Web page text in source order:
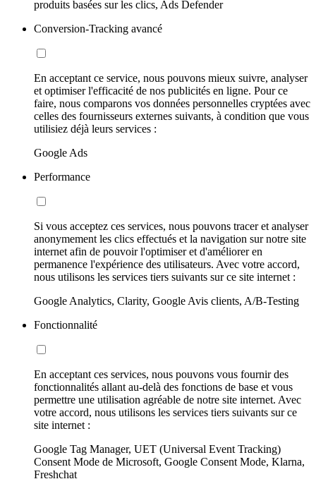
produits basées sur les clics, Ads Defender
Conversion-Tracking avancé
En acceptant ce service, nous pouvons mieux suivre, analyser
et optimiser l'efficacité de nos publicités en ligne. Pour ce
faire, nous comparons vos données personnelles cryptées avec
celles des fournisseurs externes suivants, à condition que vous
utilisiez déjà leurs services :
Google Ads
Performance
Si vous acceptez ces services, nous pouvons tracer et analyser
anonymement les clics effectués et la navigation sur notre site
internet afin de pouvoir l'optimiser et d'améliorer en
permanence l'expérience des utilisateurs. Avec votre accord,
nous utilisons les services tiers suivants sur ce site internet :
Google Analytics, Clarity, Google Avis clients, A/B-Testing
Fonctionnalité
En acceptant ces services, nous pouvons vous fournir des
fonctionnalités allant au-delà des fonctions de base et vous
permettre une utilisation agréable de notre site internet. Avec
votre accord, nous utilisons les services tiers suivants sur ce
site internet :
Google Tag Manager, UET (Universal Event Tracking)
Consent Mode de Microsoft, Google Consent Mode, Klarna,
Freshchat